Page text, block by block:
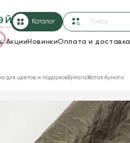
Каталог
Акции НовинкиОплата и доставка
для цветов и подарковБумагаЖатая бумага